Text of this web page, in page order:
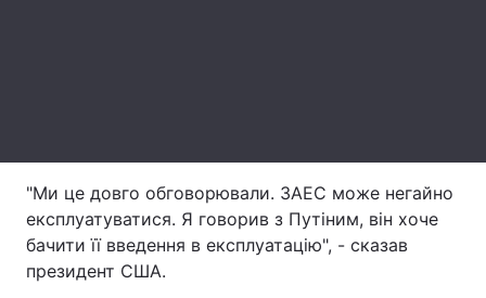
"Ми це довго обговорювали. ЗАЕС може негайно
експлуатуватися. Я говорив з Путіним, він хоче
бачити її введення в експлуатацію", - сказав
президент США.